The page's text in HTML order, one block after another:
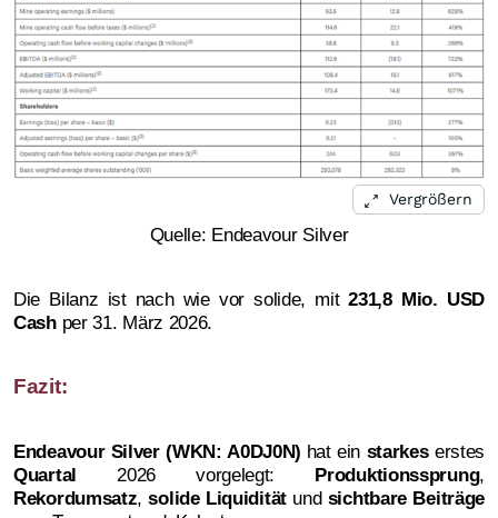
Vergrößern
Quelle: Endeavour Silver
Die Bilanz ist nach wie vor solide, mit231,8 Mio. USD
Cashper 31. März 2026.
Fazit:
Endeavour Silver (WKN: A0DJ0N) hat ein starkeserstes
Quartal 2026 vorgelegt: Produktionssprung,
Rekordumsatz,solide Liquidität und sichtbare Beiträge